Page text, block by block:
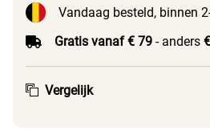
Vandaag besteld, binnen
Gratis vanaf € 79 - anders
Vergelijk